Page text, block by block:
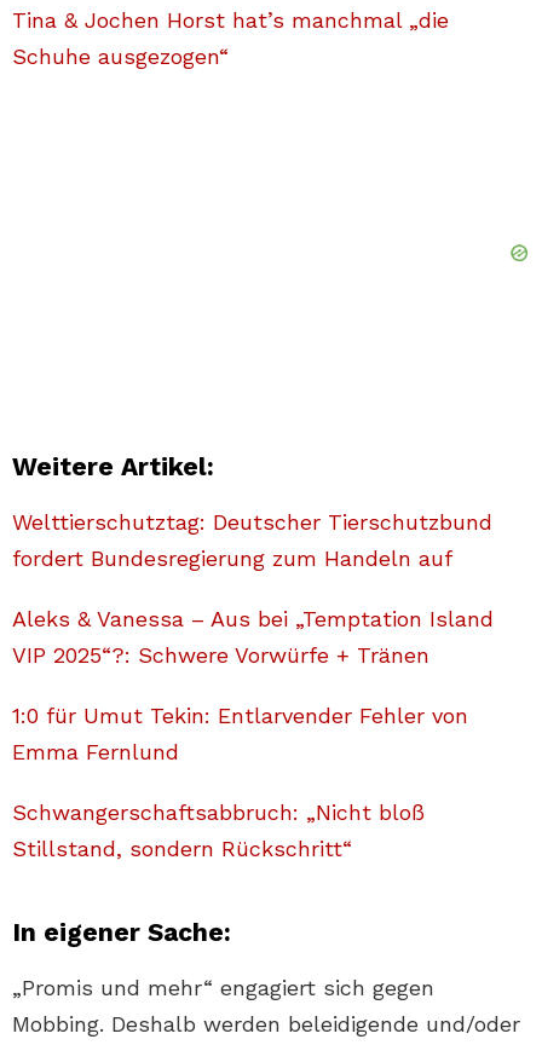
Tina & Jochen Horst hat’s manchmal „die
Schuhe ausgezogen“
Weitere Artikel:
Welttierschutztag: Deutscher Tierschutzbund
fordert Bundesregierung zum Handeln auf
Aleks & Vanessa – Aus bei „Temptation Island
VIP 2025“?: Schwere Vorwürfe + Tränen
1:0 für Umut Tekin: Entlarvender Fehler von
Emma Fernlund
Schwangerschaftsabbruch: „Nicht bloß
Stillstand, sondern Rückschritt“
In eigener Sache:
„Promis und mehr“ engagiert sich gegen
Mobbing. Deshalb werden beleidigende und/oder